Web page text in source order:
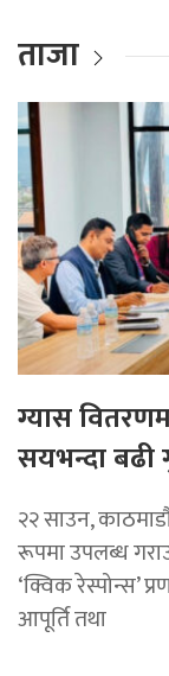
ताजा
ग्यास
सयभन्दा बढी
२२ साउन,
रूपमा उपलब्ध
‘क्विक रेस्पोन्स’
आपूर्ति तथा